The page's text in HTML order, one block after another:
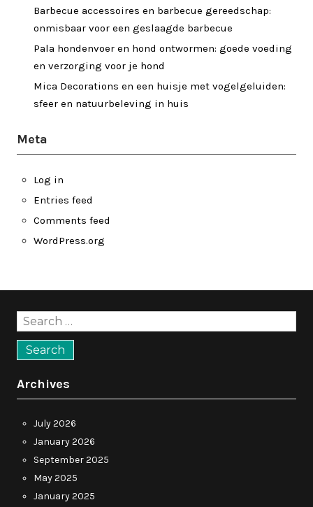
Barbecue accessoires en barbecue gereedschap:
onmisbaar voor een geslaagde barbecue
Pala hondenvoer en hond ontwormen: goede voeding
en verzorging voor je hond
Mica Decorations en een huisje met vogelgeluiden:
sfeer en natuurbeleving in huis
Meta
Log in
Entries feed
Comments feed
WordPress.org
Search
for:
Archives
July 2026
January 2026
September 2025
May 2025
January 2025